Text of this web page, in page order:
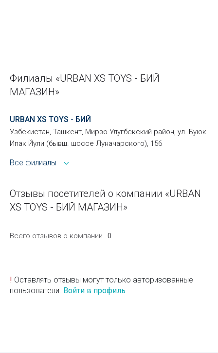
Филиалы «URBAN XS TOYS - БИЙ
МАГАЗИН»
URBAN XS TOYS - БИЙ
Узбекистан, Ташкент, Мирзо-Улугбекский район, ул. Буюк
Ипак Йули (бывш. шоссе Луначарского), 156
Все филиалы
Отзывы посетителей о компании «URBAN
XS TOYS - БИЙ МАГАЗИН»
Всего отзывов о компании 0
! Оставлять отзывы могут только авторизованные
пользователи. Войти в профиль